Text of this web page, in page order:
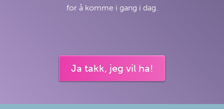
for å komme i gang i dag.
Ja takk, jeg vil ha!